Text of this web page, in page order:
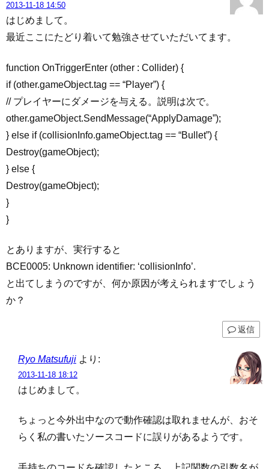
2013-11-18 14:50
はじめまして。
最近ここにたどり着いて勉強させていただいてます。
function OnTriggerEnter (other : Collider) {
if (other.gameObject.tag == “Player”) {
// プレイヤーにダメージを与える。説明は次で。
other.gameObject.SendMessage(“ApplyDamage”);
} else if (collisionInfo.gameObject.tag == “Bullet”) {
Destroy(gameObject);
} else {
Destroy(gameObject);
}
}
とありますが、実行すると
BCE0005: Unknown identifier: ‘collisionInfo’.
と出てしまうのですが、何か原因が考えられますでしょう
か？
返信
Ryo Matsufuji より:
2013-11-18 18:12
はじめまして。
ちょっと今外出中なので動作確認は取れませんが、おそ
らく私の書いたソースコードに誤りがあるようです。